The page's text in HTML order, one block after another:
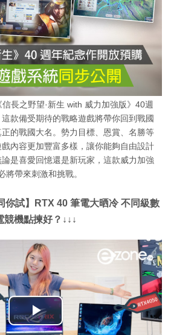
長之野望·新生 with 威力加強版》40週
款備受期待的戰略遊戲將帶你回到戰國
的戰國大名。勢力目標、恩賞、名勝等
內容更加豐富多樣，讓你能夠自由設計
是喜愛回憶還是新玩家，這款威力加強
將帶來刺激和挑戰。
你試】RTX 40 筆電大晒冷 不同級數
競機點揀好？↓↓↓
播